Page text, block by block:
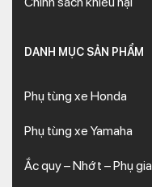
DANH MỤC SẢN PHẨM
Phụ tùng xe Honda
Phụ tùng xe Yamaha
Ắc quy – Nhớt – Phụ gia